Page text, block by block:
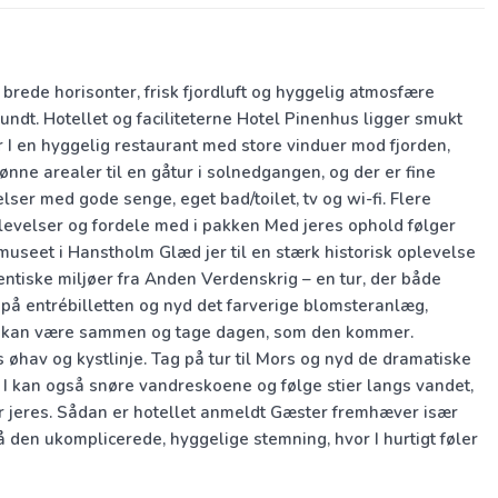
horisonter, frisk fjordluft og hyggelig atmosfære
Hotellet og faciliteterne Hotel Pinenhus ligger smukt
en hyggelig restaurant med store vinduer mod fjorden,
arealer til en gåtur i solnedgangen, og der er fine
med gode senge, eget bad/toilet, tv og wi-fi. Flere
og fordele med i pakken Med jeres ophold følger
i Hanstholm Glæd jer til en stærk historisk oplevelse
miljøer fra Anden Verdenskrig – en tur, der både
på entrébilletten og nyd det farverige blomsteranlæg,
være sammen og tage dagen, som den kommer.
og kystlinje. Tag på tur til Mors og nyd de dramatiske
også snøre vandreskoene og følge stier langs vandet,
jeres. Sådan er hotellet anmeldt Gæster fremhæver især
ukomplicerede, hyggelige stemning, hvor I hurtigt føler